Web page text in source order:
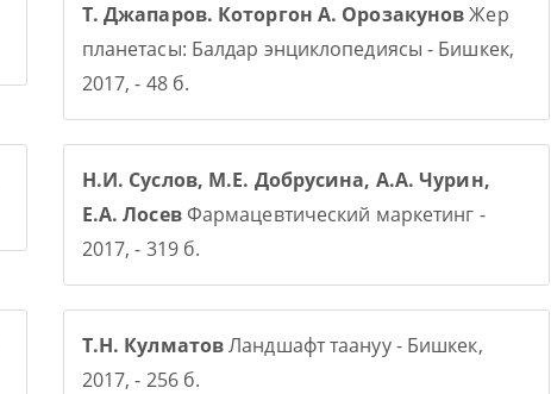
Т. Джапаров. Которгон А. ОрозакуновЖер
планетасы: Балдар энциклопедиясы - Бишкек,
2017, - 48 б.
Н.И. Суслов, М.Е. Добрусина, А.А. Чурин,
Е.А. ЛосевФармацевтический маркетинг -
2017, - 319 б.
Т.Н. КулматовЛандшафт таануу - Бишкек,
2017, - 256 б.